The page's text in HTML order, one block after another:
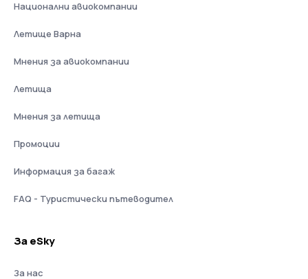
Национални авиокомпании
Летище Варна
Мнения за авиокомпании
Летища
Мнения за летища
Промоции
Информация за багаж
FAQ - Туристически пътеводител
За eSky
За нас